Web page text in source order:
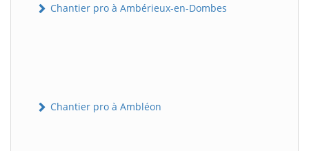
Chantier pro à Ambérieux-en-Dombes
Chantier pro à Ambléon